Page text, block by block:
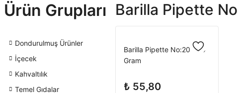
Ürün Grupları
Dondurulmuş Ürünler
İçecek
Kahvaltılık
Temel Gıdalar
Barilla Pipette
Barilla Pipette No:20 500
Gram
₺ 55,80